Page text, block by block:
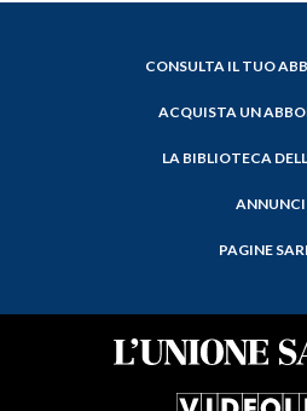
CONSULTA IL TUO
ACQUISTA UN
LA BIBLIOTECA
ANNUNCI
PAGINE